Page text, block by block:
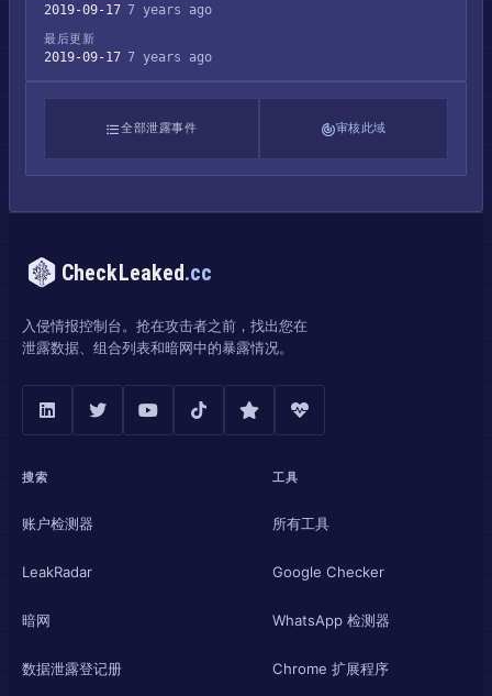
2019-09-17 7 years ago
最后更新
2019-09-17 7 years ago
全部泄露事件 审核此域
CheckLeaked.cc
入侵情报控制台。抢在攻击者之前，找出您在
泄露数据、组合列表和暗网中的暴露情况。
搜索
账户检测器
LeakRadar
暗网
数据泄露登记册
工具
所有工具
Google Checker
WhatsApp 检测器
Chrome 扩展程序